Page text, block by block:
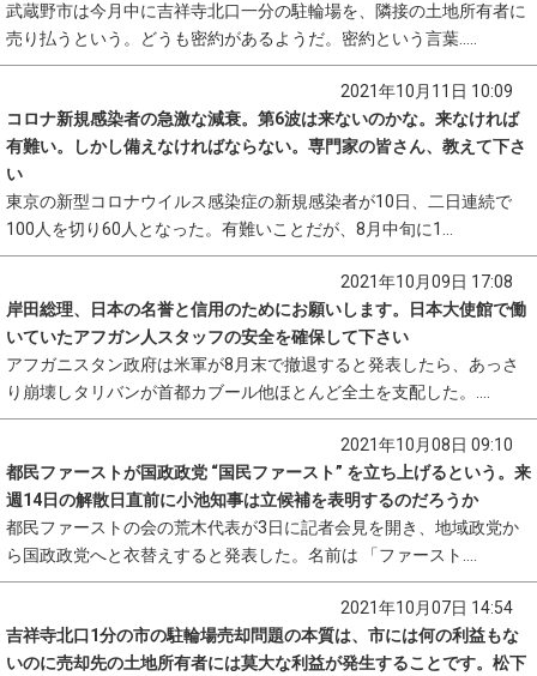
武蔵野市は今月中に吉祥寺北口一分の駐輪場を、隣接の土地所有者に
売り払うという。どうも密約があるようだ。密約という言葉.....
2021年10月11日 10:09
コロナ新規感染者の急激な減衰。第6波は来ないのかな。来なければ
有難い。しかし備えなければならない。専門家の皆さん、教えて下さ
い
東京の新型コロナウイルス感染症の新規感染者が10日、二日連続で
100人を切り60人となった。有難いことだが、8月中旬に1...
2021年10月09日 17:08
岸田総理、日本の名誉と信用のためにお願いします。日本大使館で働
いていたアフガン人スタッフの安全を確保して下さい
アフガニスタン政府は米軍が8月末で撤退すると発表したら、あっさ
り崩壊しタリバンが首都カブール他ほとんど全土を支配した。....
2021年10月08日 09:10
都民ファーストが国政政党 “国民ファースト” を立ち上げるという。来
週14日の解散日直前に小池知事は立候補を表明するのだろうか
都民ファーストの会の荒木代表が3日に記者会見を開き、地域政党か
ら国政政党へと衣替えすると発表した。名前は 「ファースト....
2021年10月07日 14:54
吉祥寺北口1分の市の駐輪場売却問題の本質は、市には何の利益もな
いのに売却先の土地所有者には莫大な利益が発生することです。松下